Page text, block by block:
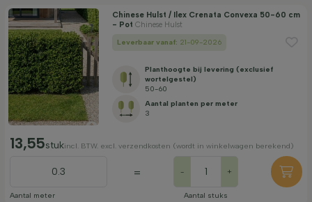
Chinese Hulst / Ilex Crenata Convexa 50-60 cm
- Pot Chinese Hulst
Leverbaar vanaf: 21-09-2026
Planthoogte bij levering (exclusief
wortelgestel)
50-60
Aantal planten per meter
3
13,55stukincl. BTW. excl. verzendkosten (wordt in winkelwagen berekend)
Aantal meter
= - +
Aantal stuks